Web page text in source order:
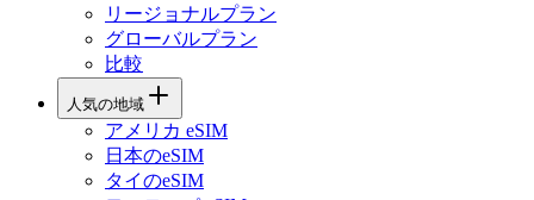
リージョナルプラン
グローバルプラン
比較
人気の地域
アメリカ eSIM
日本のeSIM
タイのeSIM